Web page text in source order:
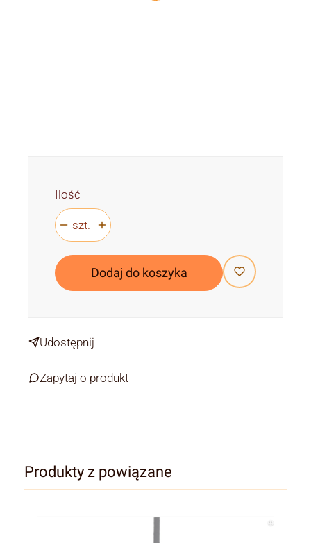
Ilość
szt.
Dodaj do koszyka
Udostępnij
Zapytaj o produkt
Produkty z powiązane